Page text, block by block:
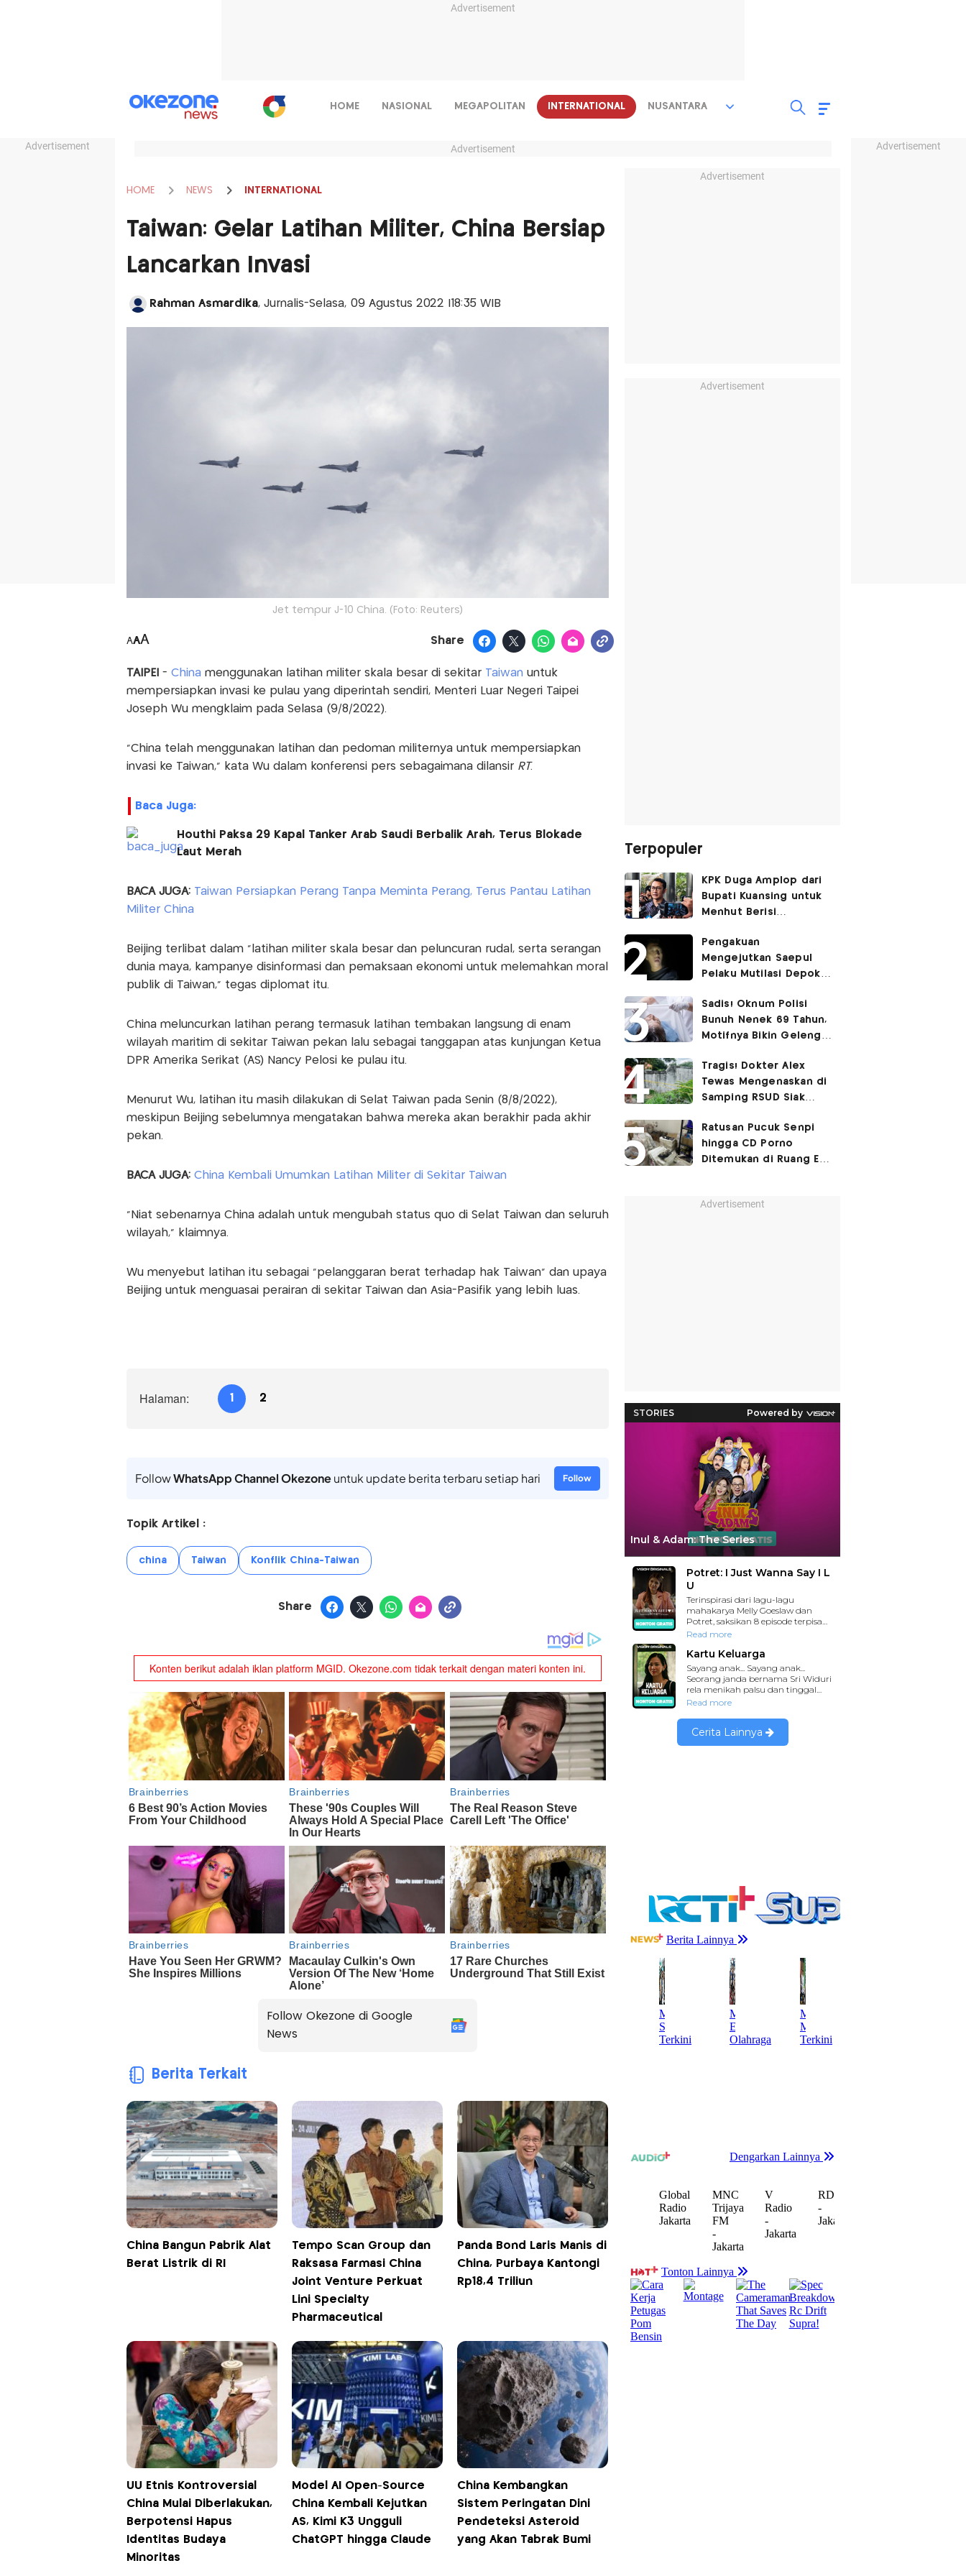
Advertisement
Advertisement Advertisement
HOME NASIONAL MEGAPOLITAN INTERNATIONAL NUSANTARA
Advertisement
HOME NEWS INTERNATIONAL
Taiwan: Gelar Latihan Militer, China Bersiap
Lancarkan Invasi
Rahman Asmardika, Jurnalis-Selasa, 09 Agustus 2022 |18:35 WIB
Jet tempur J-10 China. (Foto: Reuters)
AAA Share
TAIPEI - China menggunakan latihan militer skala besar di sekitar Taiwan untuk
mempersiapkan invasi ke pulau yang diperintah sendiri, Menteri Luar Negeri Taipei
Joseph Wu mengklaim pada Selasa (9/8/2022).
“China telah menggunakan latihan dan pedoman militernya untuk mempersiapkan
invasi ke Taiwan,” kata Wu dalam konferensi pers sebagaimana dilansir RT.
Baca Juga:
Houthi Paksa 29 Kapal Tanker Arab Saudi Berbalik Arah, Terus Blokade
Laut Merah
BACA JUGA: Taiwan Persiapkan Perang Tanpa Meminta Perang, Terus Pantau Latihan
Militer China
Beijing terlibat dalam “latihan militer skala besar dan peluncuran rudal, serta serangan
dunia maya, kampanye disinformasi dan pemaksaan ekonomi untuk melemahkan moral
publik di Taiwan,” tegas diplomat itu.
China meluncurkan latihan perang termasuk latihan tembakan langsung di enam
wilayah maritim di sekitar Taiwan pekan lalu sebagai tanggapan atas kunjungan Ketua
DPR Amerika Serikat (AS) Nancy Pelosi ke pulau itu.
Menurut Wu, latihan itu masih dilakukan di Selat Taiwan pada Senin (8/8/2022),
meskipun Beijing sebelumnya mengatakan bahwa mereka akan berakhir pada akhir
pekan.
BACA JUGA: China Kembali Umumkan Latihan Militer di Sekitar Taiwan
“Niat sebenarnya China adalah untuk mengubah status quo di Selat Taiwan dan seluruh
wilayah,” klaimnya.
Wu menyebut latihan itu sebagai “pelanggaran berat terhadap hak Taiwan” dan upaya
Beijing untuk menguasai perairan di sekitar Taiwan dan Asia-Pasifik yang lebih luas.
Halaman: 1 2
FollowWhatsApp Channel Okezoneuntuk update berita terbaru setiap hari Follow
Topik Artikel :
china Taiwan Konflik China-Taiwan
Share
Follow Okezone di Google
News
Berita Terkait
China Bangun Pabrik Alat
Berat Listrik di RI
Tempo Scan Group dan
Raksasa Farmasi China
Joint Venture Perkuat
Lini Specialty
Pharmaceutical
Panda Bond Laris Manis di
China, Purbaya Kantongi
Rp18,4 Triliun
UU Etnis Kontroversial
China Mulai Diberlakukan,
Berpotensi Hapus
Identitas Budaya
Minoritas
Model AI Open-Source
China Kembali Kejutkan
AS, Kimi K3 Ungguli
ChatGPT hingga Claude
China Kembangkan
Sistem Peringatan Dini
Pendeteksi Asteroid
yang Akan Tabrak Bumi
Advertisement
Advertisement
Terpopuler
KPK Duga Amplop dari
Bupati Kuansing untuk
Menhut Berisi
Pengembaliannya
Belum Utuh
Pengakuan
Mengejutkan Saepul
Pelaku Mutilasi Depok:
Korban di Kontrakan
Sadis! Oknum Polisi
Bunuh Nenek 69 Tahun,
Motifnya Bikin Geleng
Tragis! Dokter Alex
Tewas Mengenaskan di
Samping RSUD Siak
Rocuronium
Ratusan Pucuk Senpi
hingga CD Porno
Ditemukan di Ruang Eks
Advertisement